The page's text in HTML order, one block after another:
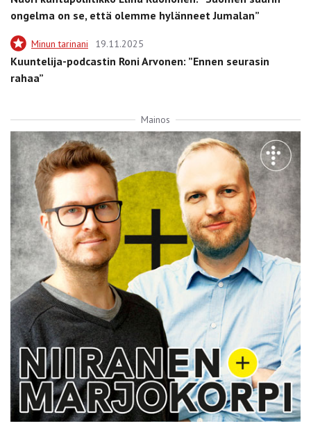
ongelma on se, että olemme hylänneet Jumalan”
Minun tarinani 19.11.2025
Kuuntelija-podcastin Roni Arvonen: ”Ennen seurasin
rahaa”
Mainos